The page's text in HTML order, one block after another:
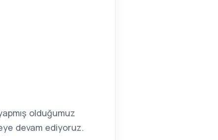
olduğumuz
devam ediyoruz.